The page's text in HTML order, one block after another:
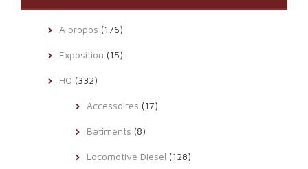
A propos (176)
Exposition (15)
HO (332)
Accessoires (17)
Batiments (8)
Locomotive Diesel (128)